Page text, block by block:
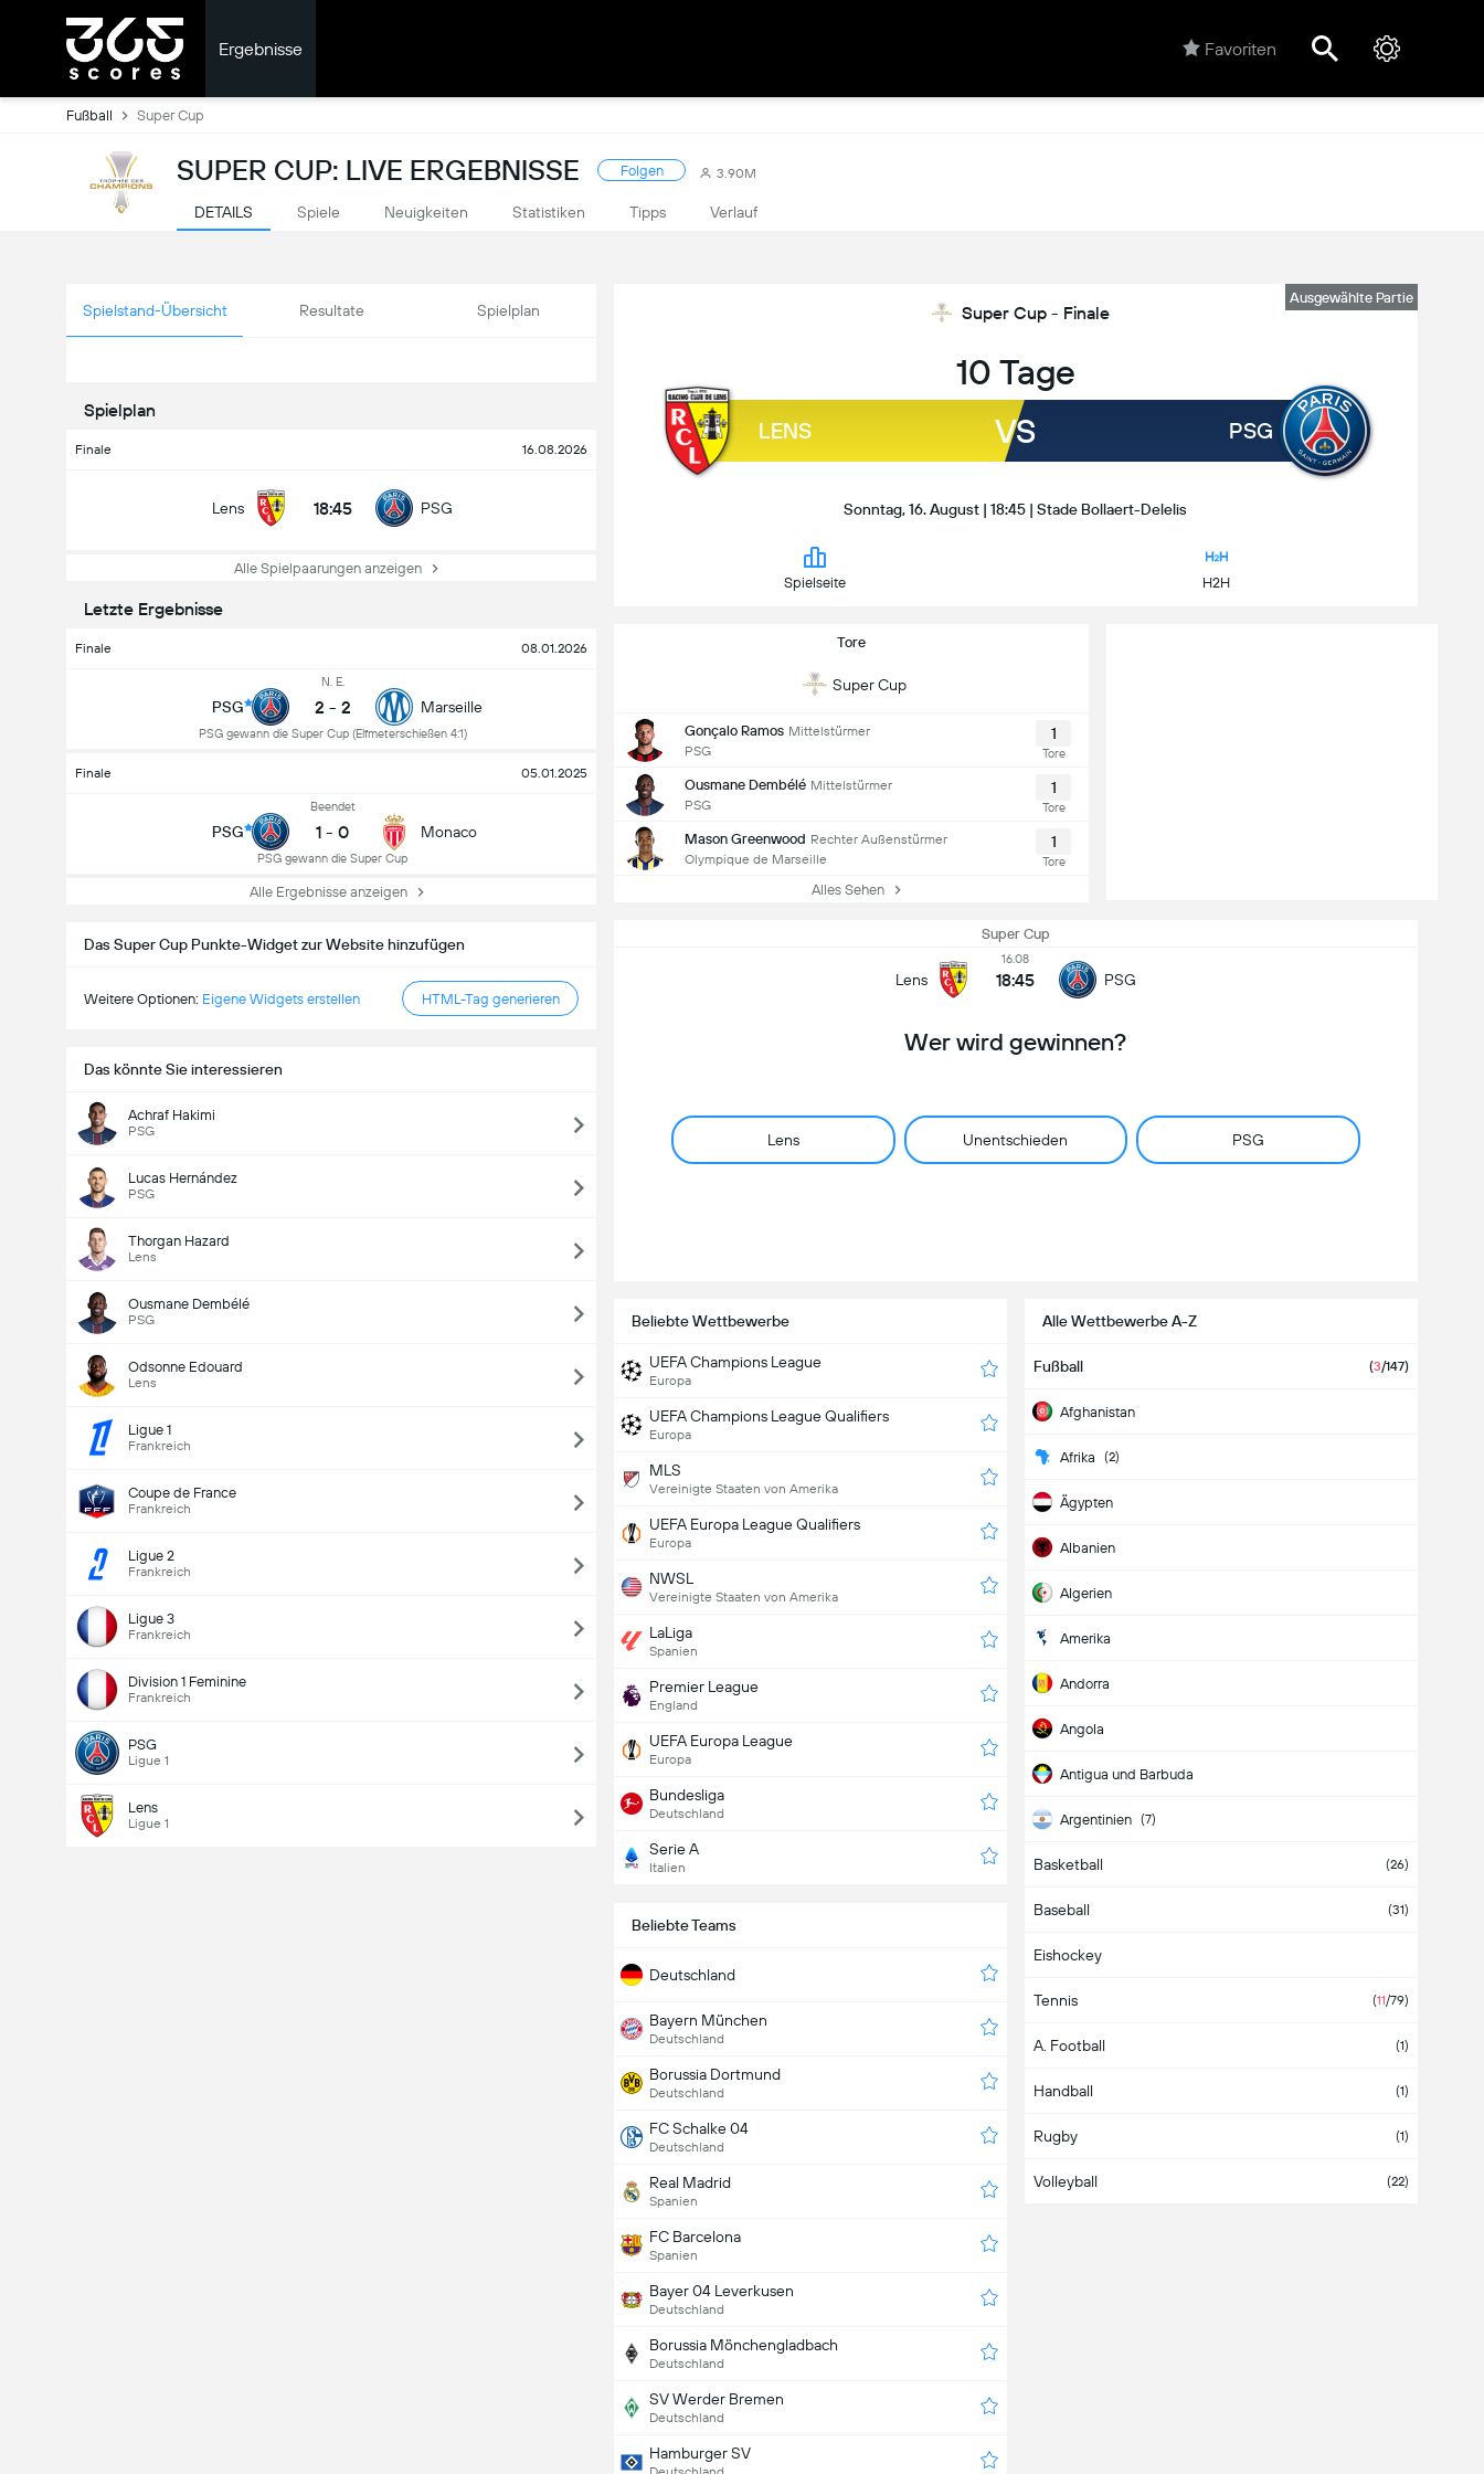
Ergebnisse Favoriten
Fußball Super Cup
SUPER CUP: LIVE ERGEBNISSE Folgen 3.90M
DETAILS Spiele Neuigkeiten Statistiken Tipps Verlauf
Spielstand-Übersicht Resultate Spielplan
Spielplan
Finale 16.08.2026
Lens 18:45 PSG
Alle Spielpaarungen anzeigen
Letzte Ergebnisse
Finale 08.01.2026
PSG
N. E.
2 - 2
PSG gewann die Super Cup (Elfmeterschießen 4:1)
Marseille
Finale 05.01.2025
PSG
Beendet
1 - 0
PSG gewann die Super Cup
Monaco
Alle Ergebnisse anzeigen
Das Super Cup Punkte-Widget zur Website hinzufügen
Weitere Optionen: Eigene Widgets erstellen HTML-Tag generieren
Das könnte Sie interessieren
Achraf Hakimi
PSG
Lucas Hernández
PSG
Thorgan Hazard
Lens
Ousmane Dembélé
PSG
Odsonne Edouard
Lens
Ligue 1
Frankreich
Coupe de France
Frankreich
Ligue 2
Frankreich
Ligue 3
Frankreich
Division 1 Feminine
Frankreich
PSG
Ligue 1
Lens
Ligue 1
Ausgewählte Partie
Super Cup - Finale
10 Tage
LENS VS PSG
Sonntag, 16. August | 18:45 | Stade Bollaert-Delelis
Spielseite H2H
Tore
Super Cup
Gonçalo Ramos Mittelstürmer
PSG
1
Tore
Ousmane Dembélé Mittelstürmer
PSG
1
Tore
Mason Greenwood Rechter Außenstürmer
Olympique de Marseille
1
Tore
Alles Sehen
Super Cup
Lens
16.08
18:45 PSG
Wer wird gewinnen?
Lens Unentschieden PSG
Beliebte Wettbewerbe
UEFA Champions League
Europa
UEFA Champions League Qualifiers
Europa
MLS
Vereinigte Staaten von Amerika
UEFA Europa League Qualifiers
Europa
NWSL
Vereinigte Staaten von Amerika
LaLiga
Spanien
Premier League
England
UEFA Europa League
Europa
Bundesliga
Deutschland
Serie A
Italien
Alle Wettbewerbe A-Z
Fußball (3/147)
Afghanistan
Afrika (2)
Ägypten
Albanien
Algerien
Amerika
Andorra
Angola
Antigua und Barbuda
Argentinien (7)
Armenien
Aruba
Aserbaidschan
Asien
Äthiopien
Australien
Bahamas
Bahrein
Basketball (26)
Baseball (31)
Eishockey
Tennis (11/79)
A. Football (1)
Handball (1)
Rugby (1)
Volleyball (22)
Beliebte Teams
Deutschland
Bayern München
Deutschland
Borussia Dortmund
Deutschland
FC Schalke 04
Deutschland
Real Madrid
Spanien
FC Barcelona
Spanien
Bayer 04 Leverkusen
Deutschland
Borussia Mönchengladbach
Deutschland
SV Werder Bremen
Deutschland
Hamburger SV